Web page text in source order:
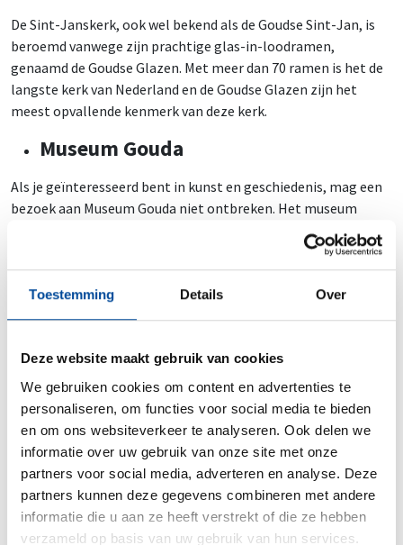
Toestemming Details Over
Deze website maakt gebruik van cookies
We gebruiken cookies om content en advertenties te
personaliseren, om functies voor social media te bieden
en om ons websiteverkeer te analyseren. Ook delen we
informatie over uw gebruik van onze site met onze
partners voor social media, adverteren en analyse. Deze
partners kunnen deze gegevens combineren met andere
informatie die u aan ze heeft verstrekt of die ze hebben
verzameld op basis van uw gebruik van hun services.
De Sint-Janskerk, ook wel bekend als de Goudse Sint-Jan, is
beroemd vanwege zijn prachtige glas-in-loodramen,
genaamd de Goudse Glazen. Met meer dan 70 ramen is het de
langste kerk van Nederland en de Goudse Glazen zijn het
meest opvallende kenmerk van deze kerk.
Museum Gouda
Als je geïnteresseerd bent in kunst en geschiedenis, mag een
bezoek aan Museum Gouda niet ontbreken. Het museum
herbergt een uitgebreide collectie van kunstwerken,
Marktplein van Gouda
Het centrale marktplein van Gouda is een bruisend en
gezellige cafés. Elke donderdagochtend wordt hier een
traditionele warenmarkt gehouden.
Een woning vinden in Gouda
Het vinden van een woning in Gouda kan soms een uitdaging
zijn, maar met de juiste aanpak en geduld kun je succesvol zijn.
Hier zijn enkele tips die je kunt gebruiken voor het vinden van
een geschikte woning in Gouda.